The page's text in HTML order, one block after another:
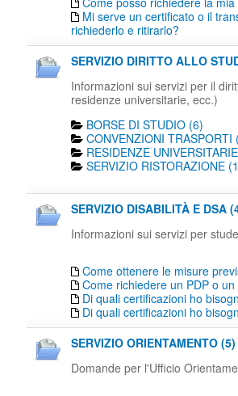
Mi serve un certificato o il
richiederlo e ritirarlo?
SERVIZIO DIRITTO ALLO
Informazioni sui servizi per il
residenze universitarie, ecc.)
BORSE DI STUDIO (6)
CONVENZIONI TRASPORTI
RESIDENZE
SERVIZIO RISTORAZIONE
SERVIZIO DISABILITÀ E DSA
Informazioni sui servizi per
Come ottenere le misure
Come richiedere un PDP o un
Di quali certificazioni ho
Di quali certificazioni ho
SERVIZIO ORIENTAMENTO (5)
Domande per l'Ufficio